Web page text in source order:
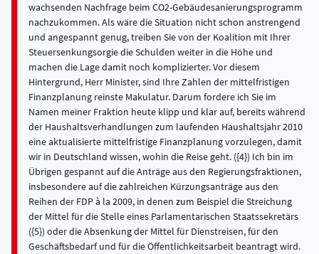
wachsenden Nachfrage beim CO2-Gebäudesanierungsprogramm
nachzukommen. Als wäre die Situation nicht schon anstrengend
und angespannt genug, treiben Sie von der Koalition mit Ihrer
Steuersenkungsorgie die Schulden weiter in die Höhe und
machen die Lage damit noch komplizierter. Vor diesem
Hintergrund, Herr Minister, sind Ihre Zahlen der mittelfristigen
Finanzplanung reinste Makulatur. Darum fordere ich Sie im
Namen meiner Fraktion heute klipp und klar auf, bereits während
der Haushaltsverhandlungen zum laufenden Haushaltsjahr 2010
eine aktualisierte mittelfristige Finanzplanung vorzulegen, damit
wir in Deutschland wissen, wohin die Reise geht. ({4}) Ich bin im
Übrigen gespannt auf die Anträge aus den Regierungsfraktionen,
insbesondere auf die zahlreichen Kürzungsanträge aus den
Reihen der FDP à la 2009, in denen zum Beispiel die Streichung
der Mittel für die Stelle eines Parlamentarischen Staatssekretärs
({5}) oder die Absenkung der Mittel für Dienstreisen, für den
Geschäftsbedarf und für die Öffentlichkeitsarbeit beantragt wird.